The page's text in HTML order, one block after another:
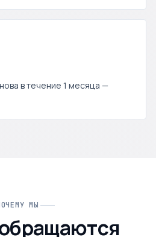
в течение 1 месяца —
МЫ